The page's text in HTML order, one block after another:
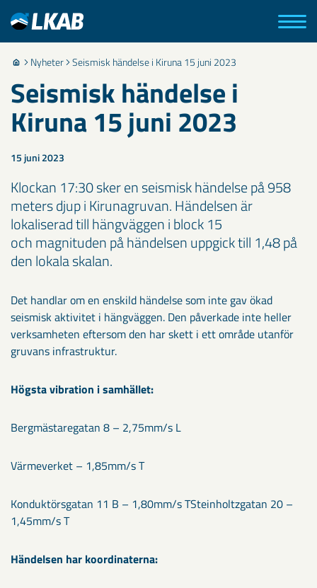
Nyheter Seismisk händelse i Kiruna 15 juni 2023
Seismisk händelse i
Kiruna 15 juni 2023
15 juni 2023
Klockan 17:30 sker en seismisk händelse på 958
meters djup i Kirunagruvan. Händelsen är
lokaliserad till hängväggen i block 15
och magnituden på händelsen uppgick till 1,48 på
den lokala skalan.
Det handlar om en enskild händelse som inte gav ökad
seismisk aktivitet i hängväggen. Den påverkade inte heller
verksamheten eftersom den har skett i ett område utanför
gruvans infrastruktur.
Högsta vibration i samhället:
Bergmästaregatan 8 – 2,75mm/s L
Värmeverket – 1,85mm/s T
Konduktörsgatan 11 B – 1,80mm/s TSteinholtzgatan 20 –
1,45mm/s T
Händelsen har koordinaterna: